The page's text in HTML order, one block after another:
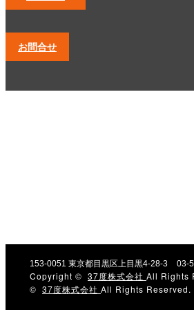
お問合せ
153-0051 東京都目黒区上目黒4-28-3 03-
Copyright © 37度株式会社 All Rights
© 37度株式会社 All Rights Reserved.